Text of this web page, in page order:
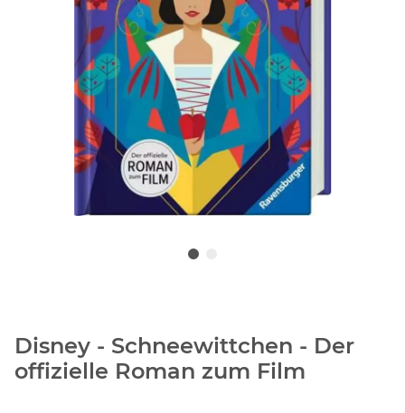
Disney - Schneewittchen - Der
offizielle Roman zum Film